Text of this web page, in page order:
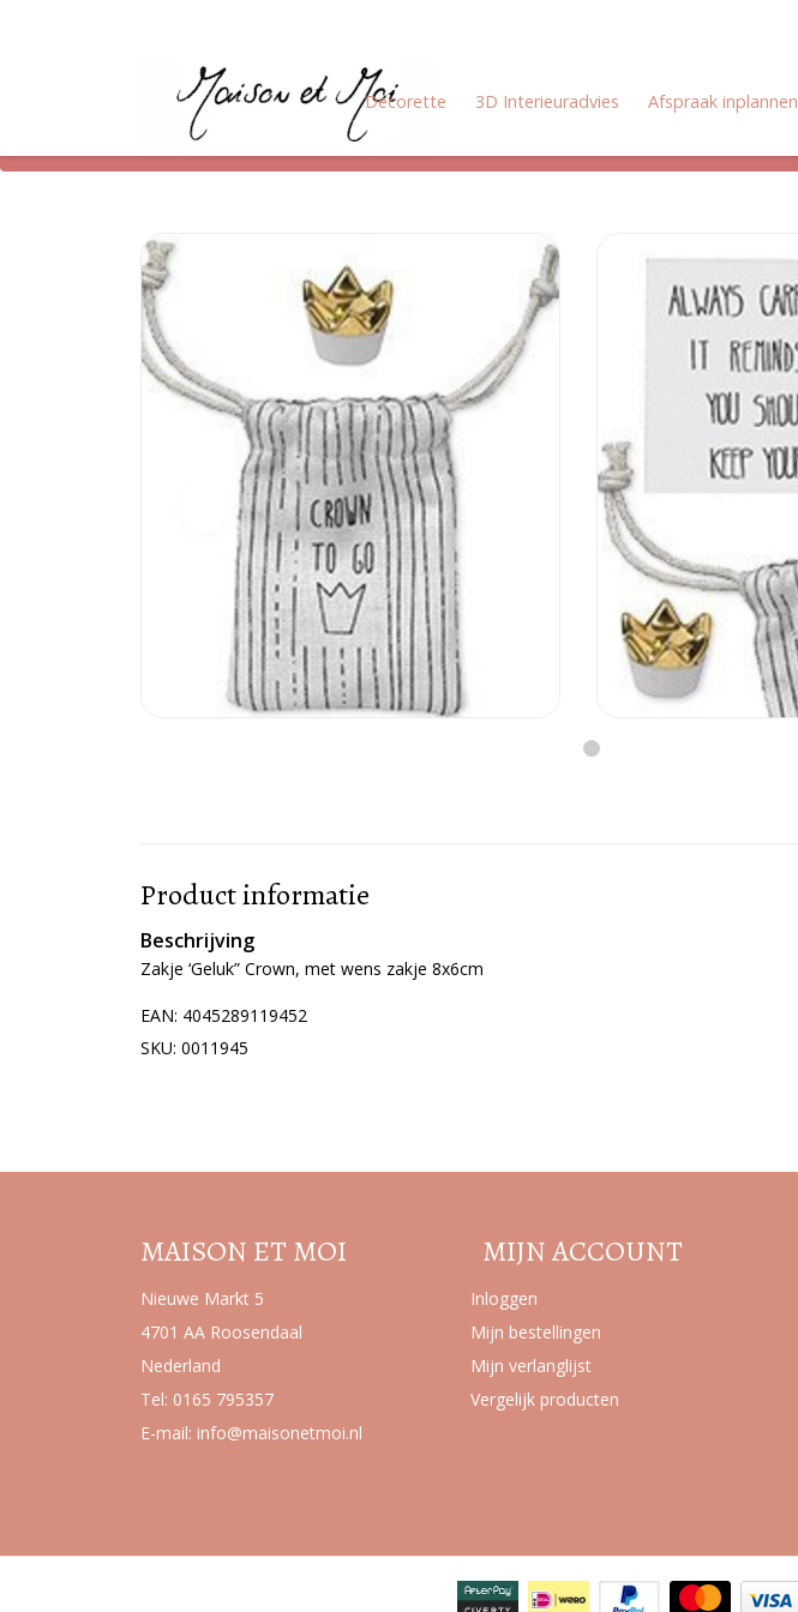
Decorette 3D Interieuradvies Afspraak inplannen
Product informatie
Beschrijving
Zakje ‘Geluk” Crown, met wens zakje 8x6cm
EAN: 4045289119452
SKU: 0011945
MAISON ET MOI
Nieuwe Markt 5
4701 AA Roosendaal
Nederland
Tel: 0165 795357
E-mail: info@maisonetmoi.nl
MIJN ACCOUNT
Inloggen
Mijn bestellingen
Mijn verlanglijst
Vergelijk producten